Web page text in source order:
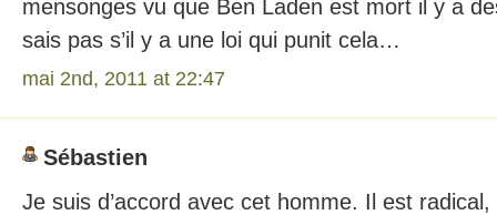
mensonges vu que Ben Laden est mort il y a
sais pas s’il y a une loi qui punit cela…
mai 2nd, 2011 at 22:47
Sébastien
Je suis d’accord avec cet homme. Il est